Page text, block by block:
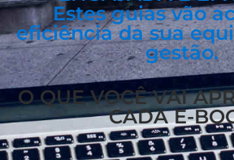
Estes guias vão
eficiência da sua
gestão.
O QUE VOCÊ VAI
CADA E-